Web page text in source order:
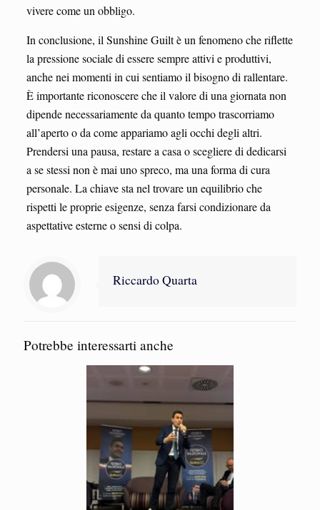
vivere come un obbligo.
In conclusione, il Sunshine Guilt è un fenomeno che riflette
la pressione sociale di essere sempre attivi e produttivi,
anche nei momenti in cui sentiamo il bisogno di rallentare.
È importante riconoscere che il valore di una giornata non
dipende necessariamente da quanto tempo trascorriamo
all’aperto o da come appariamo agli occhi degli altri.
Prendersi una pausa, restare a casa o scegliere di dedicarsi
a se stessi non è mai uno spreco, ma una forma di cura
personale. La chiave sta nel trovare un equilibrio che
rispetti le proprie esigenze, senza farsi condizionare da
aspettative esterne o sensi di colpa.
Riccardo Quarta
Potrebbe interessarti anche